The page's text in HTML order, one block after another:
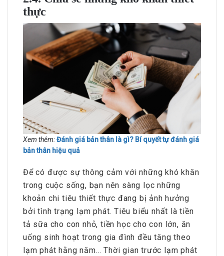
thực
Xem thêm:Đánh giá bản thân là gì? Bí quyết tự đánh giá
bản thân hiệu quả
Để có được sự thông cảm với những khó khăn
trong cuộc sống, bạn nên sàng lọc những
khoản chi tiêu thiết thực đang bị ảnh hưởng
bởi tình trạng lạm phát. Tiêu biểu nhất là tiền
tả sữa cho con nhỏ, tiền học cho con lớn, ăn
uống sinh hoạt trong gia đình đều tăng theo
lạm phát hằng năm… Thời gian trước lạm phát